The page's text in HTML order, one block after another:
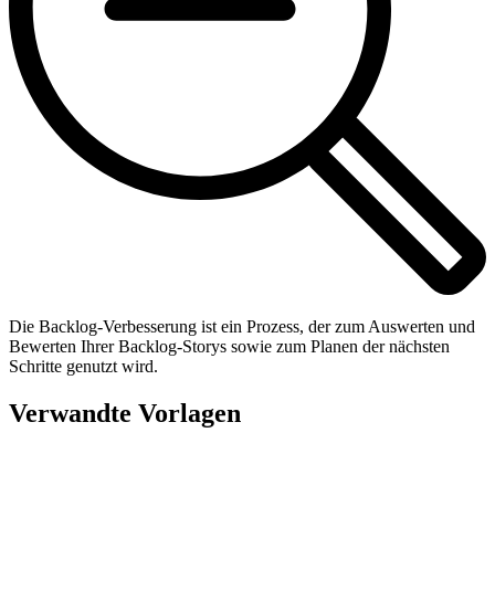
Die Backlog-Verbesserung ist ein Prozess, der zum Auswerten und
Bewerten Ihrer Backlog-Storys sowie zum Planen der nächsten
Schritte genutzt wird.
Verwandte Vorlagen